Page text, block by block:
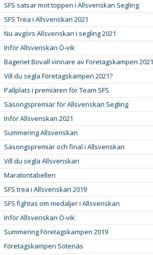
SFS satsar mot toppen i Allsvenskan Segling
SFS Trea i Allsvenskan 2021
Nu avgörs Allsvenskan i segling 2021
Inför Allsvenskan Ö-vik
Bageriet Bovall vinnare av Företagskampen 2021
Vill du segla Företagskampen 2021?
Pallplats i premiären för Team SFS
Säsongspremiär för Allsvenskan Segling
Inför Allsvenskan 2021
Summering Allsvenskan
Säsongspremiär och final i Allsvenskan
Vill du segla Allsvenskan
Maratontabellen
SFS trea i Allsvenskan 2019
SFS fightas om medaljer i Allsvenskan
Inför Allsvenskan Ö-vik
Summering Företagskampen 2019
Företagskampen Sotenäs